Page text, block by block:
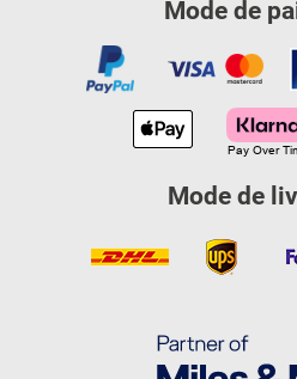
Mode de
Mode de